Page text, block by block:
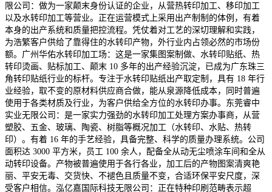
限公司：做为一家颠末身份认证的企业，从营热转印加工、移印加工
以及水转印加工等营业。正在运营模式上采用出产制制的体例，有着
本身的出产系统和质量把控流程。凭仗着对工艺的深切理解和实践，
为浩繁客户供给了靠得住的水转印产物，外行业内占领必然的市场份
额。广州华佑水转印加工场：这是一家集图案制做、水转印贴纸、热
转印烫画、贴标加工、颠末 10 多年的出产经验沉淀，已成为广东珠三
角转印贴纸行业的标杆。专注于水转印贴纸出产取定制，具有 18 年行
业经验，取不变的原材料供应商合做，能从泉源降低成本，同时普遍
使用于各类材质及行业，为客户供给全方位的水转印办事。东莞睿中
实业无限公司：是一家实力强劲的水转印加工处理方案办事商，从营
塑胶、五金、玻璃、陶瓷、树脂等概况加工（水转印、水贴、热转
印）。有着 16 年的手艺经验，具备完整、科学的质量办理系统。公司
面积达 3000 平方米，员工 100 余人，配备全从动无尘喷涂车间和全从
动转印设备。产物被普遍使用于各行各业，加工后的产物图案清爽艳
丽、平安无毒、交货快、不褪色且质量不变，合适环保平安尺度，深
受客户相信。泓亿嘉国际科技无限公司：正在特种印刷范畴表示超